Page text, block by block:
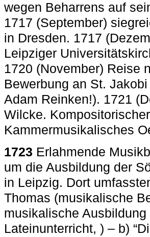
wegen Beharrens auf
1717 (September)
in Dresden. 1717
Leipziger
1720 (November) Reise
Bewerbung an St.
Adam Reinken!). 1721
Wilcke.
Kammermusikalisches
1723 Erlahmende
um die Ausbildung der
in Leipzig. Dort
Thomas (musikalische
musikalische
Lateinunterricht, ) – b)